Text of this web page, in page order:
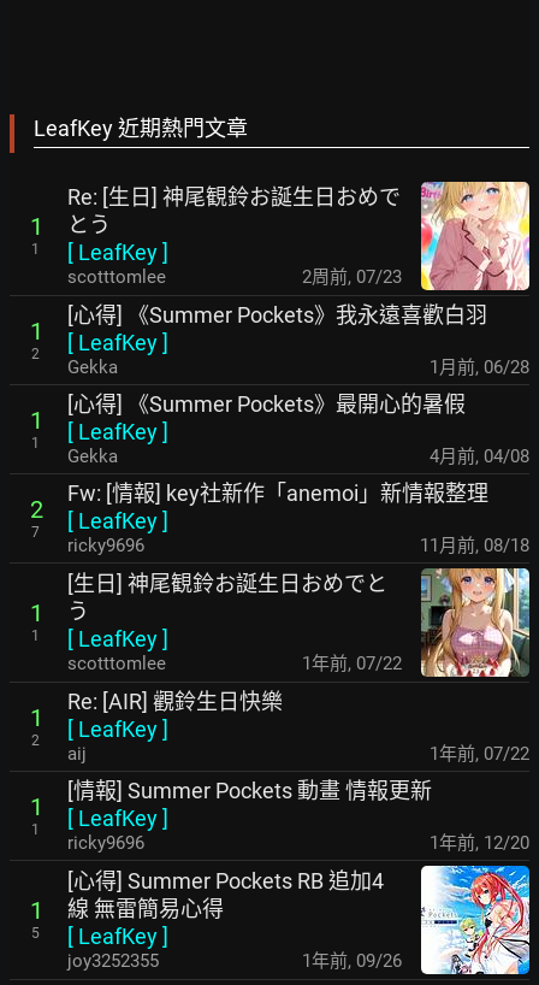
LeafKey 近期熱門文章
1
1
Re: [生日] 神尾観鈴お誕生日おめで
とう
[ LeafKey]
scotttomlee 2周前, 07/23
1
2
[心得] 《Summer Pockets》我永遠喜歡白羽
[ LeafKey]
Gekka 1月前, 06/28
1
1
[心得] 《Summer Pockets》最開心的暑假
[ LeafKey]
Gekka 4月前, 04/08
2
7
Fw: [情報] key社新作「anemoi」新情報整理
[ LeafKey]
ricky9696 11月前, 08/18
1
1
[生日] 神尾観鈴お誕生日おめでと
う
[ LeafKey]
scotttomlee 1年前, 07/22
1
2
Re: [AIR] 觀鈴生日快樂
[ LeafKey]
aij 1年前, 07/22
1
1
[情報] Summer Pockets 動畫 情報更新
[ LeafKey]
ricky9696 1年前, 12/20
1
5
[心得] Summer Pockets RB 追加4
線 無雷簡易心得
[ LeafKey]
joy3252355 1年前, 09/26